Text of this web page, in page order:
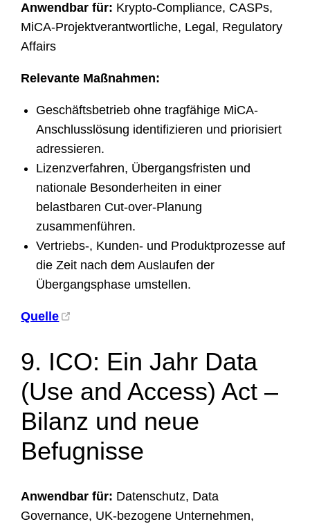
Anwendbar für: Krypto-Compliance, CASPs,
MiCA-Projektverantwortliche, Legal, Regulatory
Affairs
Relevante Maßnahmen:
Geschäftsbetrieb ohne tragfähige MiCA-
Anschlusslösung identifizieren und priorisiert
adressieren.
Lizenzverfahren, Übergangsfristen und
nationale Besonderheiten in einer
belastbaren Cut-over-Planung
zusammenführen.
Vertriebs-, Kunden- und Produktprozesse auf
die Zeit nach dem Auslaufen der
Übergangsphase umstellen.
Quelle
9. ICO: Ein Jahr Data
(Use and Access) Act –
Bilanz und neue
Befugnisse
Anwendbar für: Datenschutz, Data
Governance, UK-bezogene Unternehmen,